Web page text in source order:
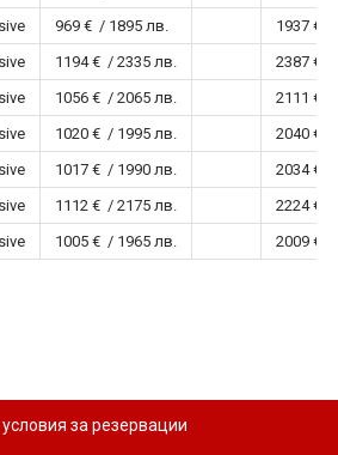
969 € / 1895 лв.
1937 € /
1194 € / 2335 лв.
2387 € /
1056 € / 2065 лв.
2111 € /
1020 € / 1995 лв.
2040 € /
1017 € / 1990 лв.
2034 € /
1112 € / 2175 лв.
2224 € /
1005 € / 1965 лв. 2009 € /
за резервации